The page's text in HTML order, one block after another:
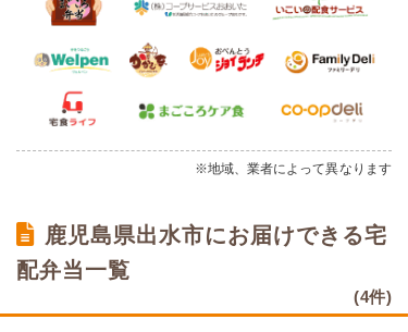
※地域、業者によって異なります
鹿児島県出水市にお届けできる宅
配弁当一覧
(4件)